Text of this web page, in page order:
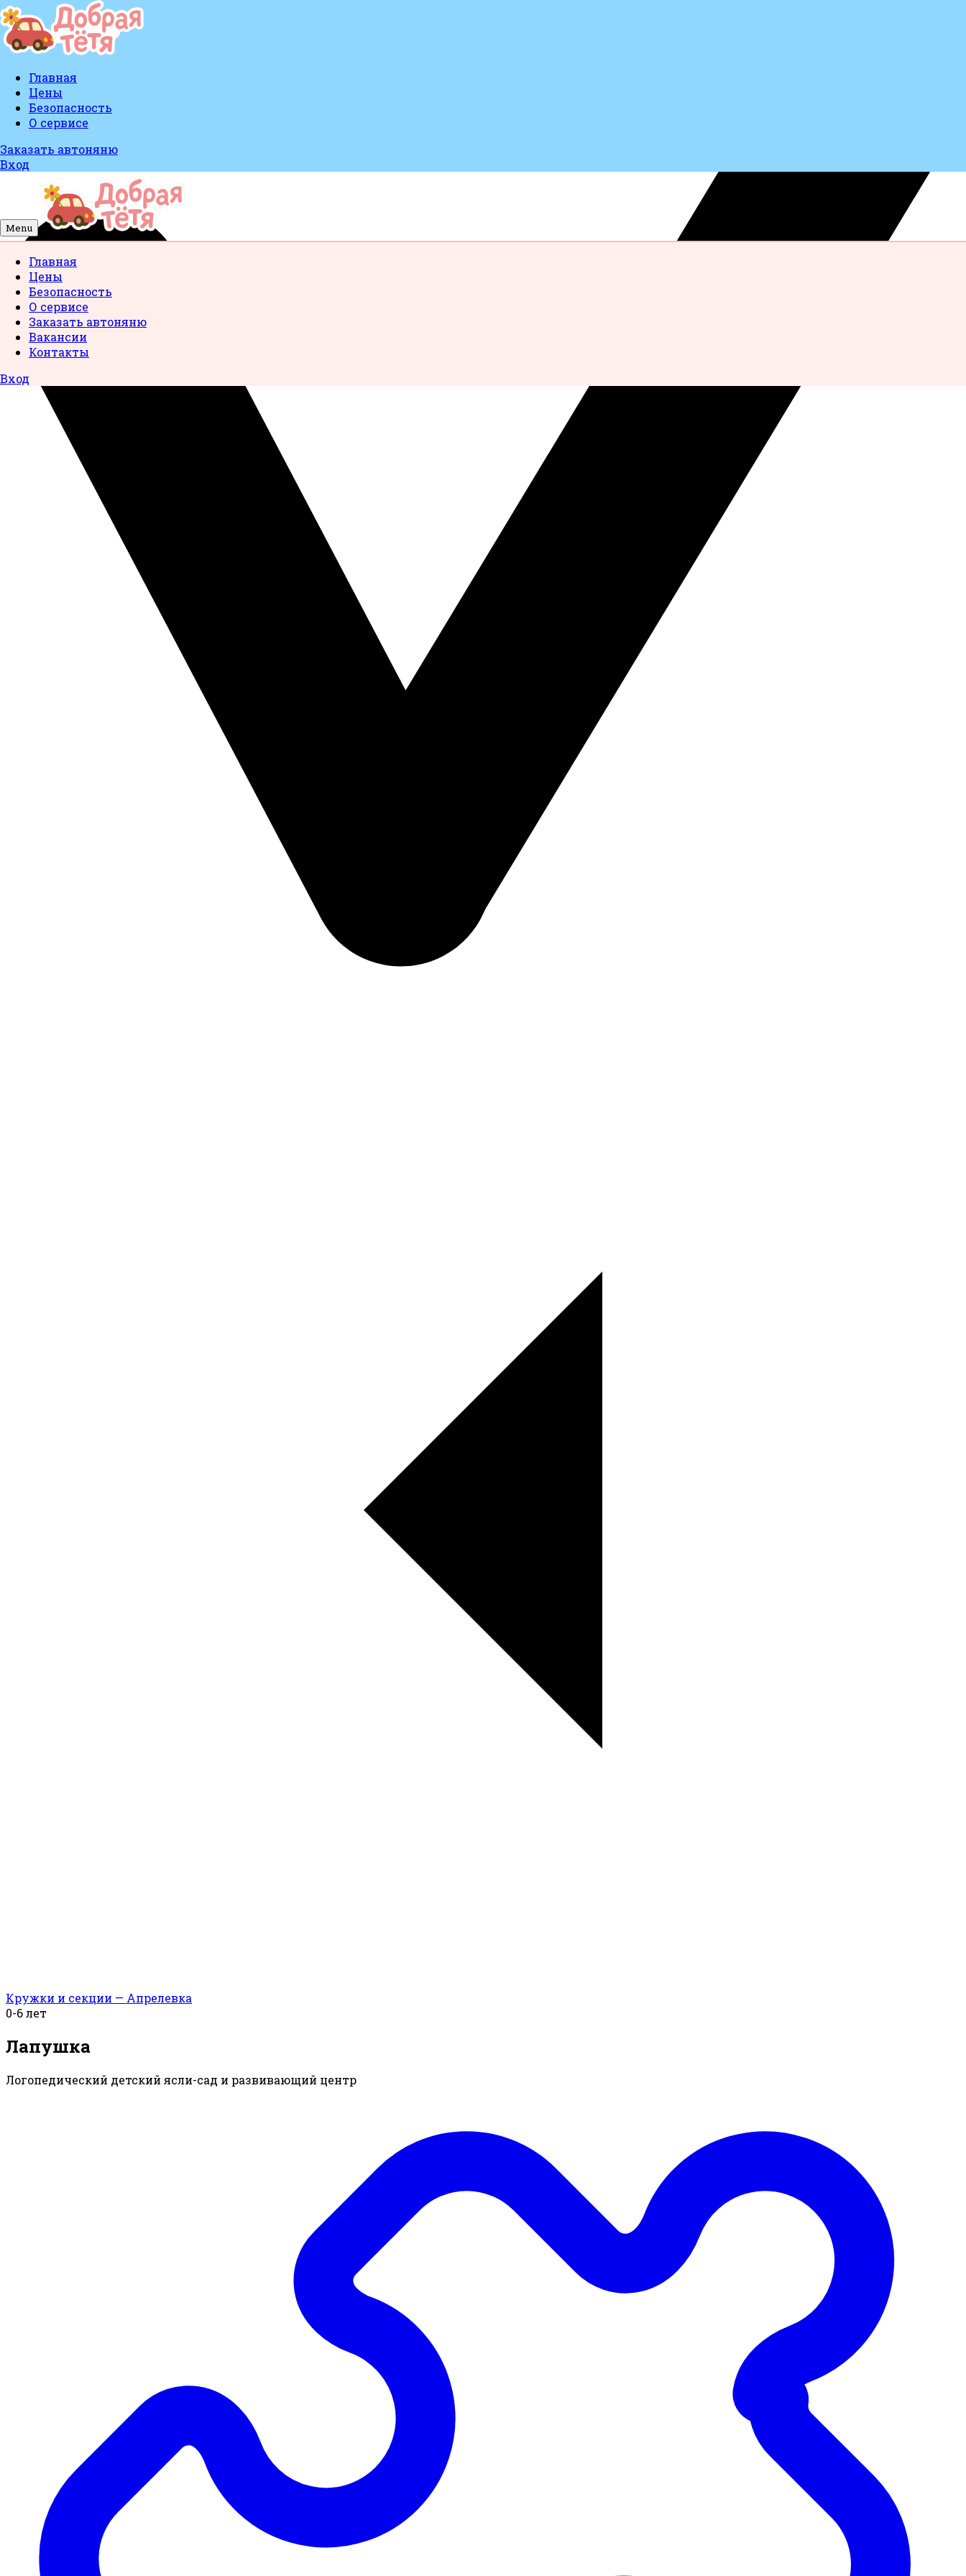
Главная
Цены
Безопасность
О сервисе
Заказать автоняню
Вход
Menu
Главная
Цены
Безопасность
О сервисе
Заказать автоняню
Вакансии
Контакты
Вход
Кружки и секции — Апрелевка
0-6 лет
Лапушка
Логопедический детский ясли-сад и развивающий центр